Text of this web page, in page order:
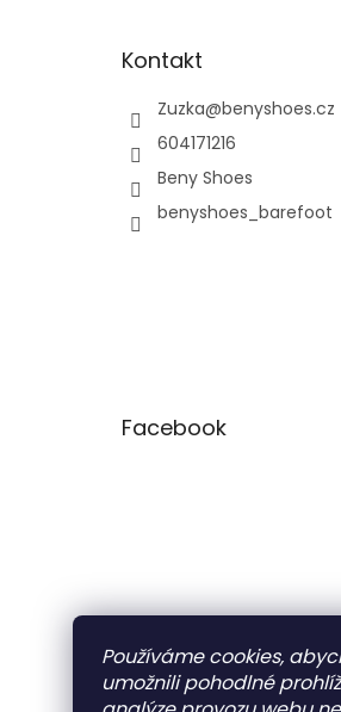
Používáme cookies,
umožnili pohodlné
Kontakt
Zuzka@benyshoes.cz
604171216
Beny Shoes
benyshoes_barefoot
Facebook